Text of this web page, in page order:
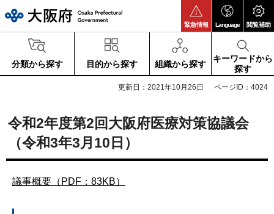
緊急情報 Language 閲覧補助
分類から探す 目的から探す 組織から探す
キーワードから
探す
更新日：2021年10月26日 ページID：4024
令和2年度第2回大阪府医療対策協議会
（令和3年3月10日）
議事概要（PDF：83KB）